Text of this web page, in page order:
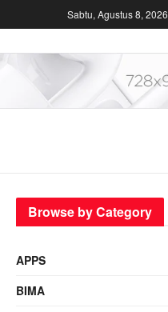
Sabtu, Agustus 8, 2026
Browse by Category
APPS
BIMA